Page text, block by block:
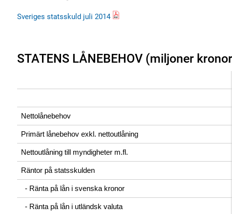
Sveriges statsskuld juli 2014
STATENS LÅNEBEHOV (miljoner
Nettolånebehov
Primärt lånebehov exkl. nettoutlåning
Nettoutlåning till myndigheter m.fl.
Räntor på statsskulden
- Ränta på lån i svenska kronor
- Ränta på lån i utländsk valuta